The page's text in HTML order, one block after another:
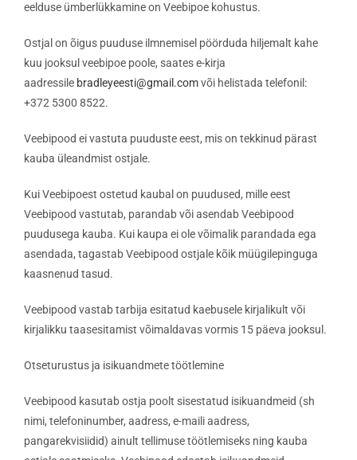
eelduse ümberlükkamine on Veebipoe kohustus.
Ostjal on õigus puuduse ilmnemisel pöörduda hiljemalt kahe
kuu jooksul veebipoe poole, saates e-kirja
aadressile bradleyeesti@gmail.comvõi helistada telefonil:
+372 5300 8522.
Veebipood ei vastuta puuduste eest, mis on tekkinud pärast
kauba üleandmist ostjale.
Kui Veebipoest ostetud kaubal on puudused, mille eest
Veebipood vastutab, parandab või asendab Veebipood
puudusega kauba. Kui kaupa ei ole võimalik parandada ega
asendada, tagastab Veebipood ostjale kõik müügilepinguga
kaasnenud tasud.
Veebipood vastab tarbija esitatud kaebusele kirjalikult või
kirjalikku taasesitamist võimaldavas vormis 15 päeva jooksul.
Otseturustus ja isikuandmete töötlemine
Veebipood kasutab ostja poolt sisestatud isikuandmeid (sh
nimi, telefoninumber, aadress, e-maili aadress,
pangarekvisiidid) ainult tellimuse töötlemiseks ning kauba